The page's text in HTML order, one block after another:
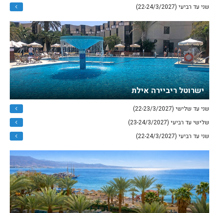
שני עד רביעי (22-24/3/2027)
ישרוטל ריביירה אילת
שני עד שלישי (22-23/3/2027)
שלישי עד רביעי (23-24/3/2027)
שני עד רביעי (22-24/3/2027)